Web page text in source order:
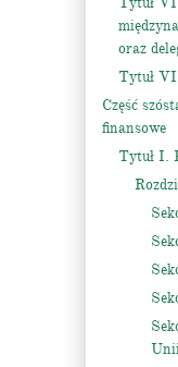
oraz
Tytuł
Część
finansowe
Tytuł I.